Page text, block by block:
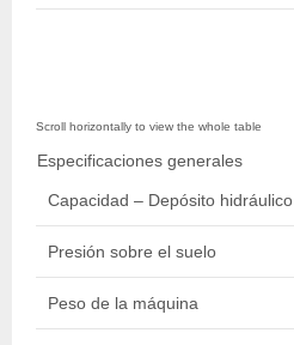
Especificaciones generales
Capacidad – Depósito hidráulico
Presión sobre el suelo
Peso de la máquina